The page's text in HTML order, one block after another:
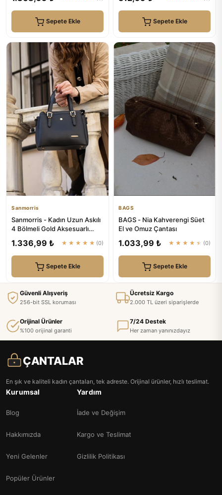
Sepete Ekle Sepete Ekle
Sanmorris
Sanmorris - Kadın Uzun Askılı
4 Bölmeli Gold Aksesuarlı
1.336,99 ₺ ★★★★★ (0)
Sepete Ekle
BAGS
BAGS - Nia Kahverengi Süet
El ve Omuz Çantası
1.033,99 ₺ ★★★★★ (0)
Sepete Ekle
Güvenli Alışveriş
256-bit SSL koruması
Ücretsiz Kargo
2.000 TL üzeri siparişlerde
Orijinal Ürünler
%100 orijinal garanti
7/24 Destek
Her zaman yanınızdayız
ÇANTALAR
En şık ve kaliteli kadın çantaları, tek adreste. Orijinal ürünler, hızlı teslimat.
Kurumsal
Blog
Hakkımızda
Yeni Gelenler
Popüler Ürünler
Yardım
İade ve Değişim
Kargo ve Teslimat
Gizlilik Politikası